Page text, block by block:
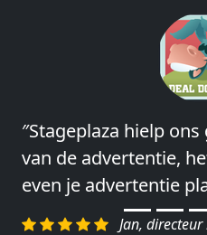
″Stageplaza hielp
van de advertentie,
even je advertentie
Jan,
″Wij hebben in ieder
ervaringen met
weet Stageplaza
regelen.″